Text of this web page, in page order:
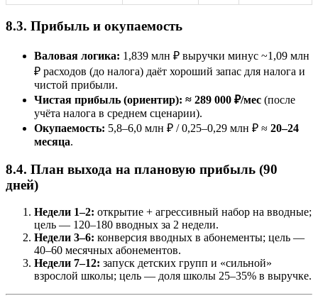
8.3. Прибыль и окупаемость
Валовая логика: 1,839 млн ₽ выручки минус ~1,09 млн
₽ расходов (до налога) даёт хороший запас для налога и
чистой прибыли.
Чистая прибыль (ориентир): ≈ 289 000 ₽/мес (после
учёта налога в среднем сценарии).
Окупаемость: 5,8–6,0 млн ₽ / 0,25–0,29 млн ₽ ≈ 20–24
месяца.
8.4. План выхода на плановую прибыль (90
дней)
Недели 1–2: открытие + агрессивный набор на вводные;
цель — 120–180 вводных за 2 недели.
Недели 3–6: конверсия вводных в абонементы; цель —
40–60 месячных абонементов.
Недели 7–12: запуск детских групп и «сильной»
взрослой школы; цель — доля школы 25–35% в выручке.